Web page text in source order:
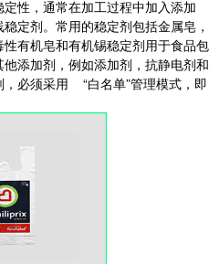
性，通常在加工过程中加入添加
定剂。常用的稳定剂包括金属皂，
有机皂和有机锡稳定剂用于食品包
添加剂，例如添加剂，抗静电剂和
必须采用 “白名单”管理模式，即